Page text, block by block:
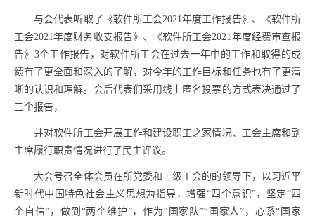
与会代表听取了《软件所工会2021年度工作报告》、《软件所
工会2021年度财务收支报告》、《软件所工会2021年度经费审查报
告》 3个工作报告， 对软件所工会在过去一年中的工作和取得的成
绩有了更全面和深入的了解，对今年的工作目标和任务也有了更清
晰的认识和理解。会后代表们采用线上匿名投票的方式表决通过了
三个报告，
并对软件所工会开展工作和建设职工之家情况、工会主席和副
主席履行职责情况进行了民主评议。
大会号召全体会员在所党委和上级工会的的领导下，以习近平
新时代中国特色社会主义思想为指导，增强“四个意识”，坚定“四
个自信”，做到“两个维护”，作为“国家队”“国家人”，心系“国家